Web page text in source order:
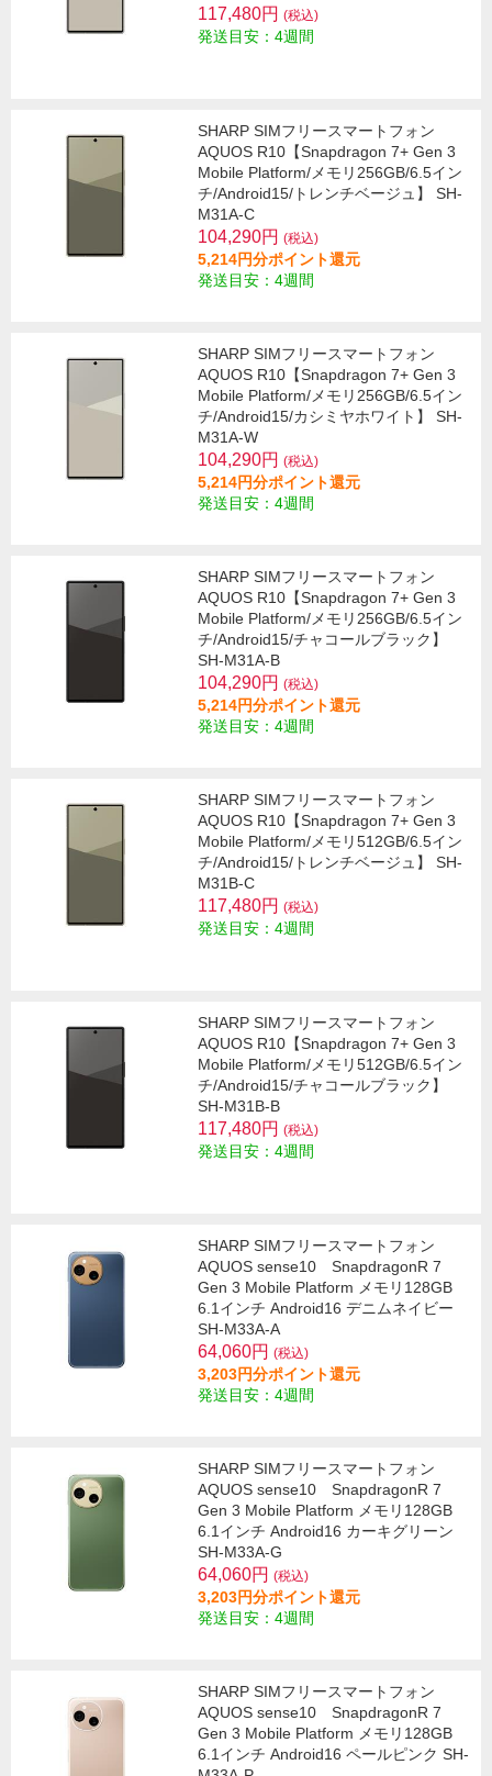
117,480円 (税込)
発送目安：4週間
SHARP SIMフリースマートフォン
AQUOS R10【Snapdragon 7+ Gen 3
Mobile Platform/メモリ256GB/6.5イン
チ/Android15/トレンチベージュ】 SH-
M31A-C
104,290円 (税込)
5,214円分ポイント還元
発送目安：4週間
SHARP SIMフリースマートフォン
AQUOS R10【Snapdragon 7+ Gen 3
Mobile Platform/メモリ256GB/6.5イン
チ/Android15/カシミヤホワイト】 SH-
M31A-W
104,290円 (税込)
5,214円分ポイント還元
発送目安：4週間
SHARP SIMフリースマートフォン
AQUOS R10【Snapdragon 7+ Gen 3
Mobile Platform/メモリ256GB/6.5イン
チ/Android15/チャコールブラック】
SH-M31A-B
104,290円 (税込)
5,214円分ポイント還元
発送目安：4週間
SHARP SIMフリースマートフォン
AQUOS R10【Snapdragon 7+ Gen 3
Mobile Platform/メモリ512GB/6.5イン
チ/Android15/トレンチベージュ】 SH-
M31B-C
117,480円 (税込)
発送目安：4週間
SHARP SIMフリースマートフォン
AQUOS R10【Snapdragon 7+ Gen 3
Mobile Platform/メモリ512GB/6.5イン
チ/Android15/チャコールブラック】
SH-M31B-B
117,480円 (税込)
発送目安：4週間
SHARP SIMフリースマートフォン
AQUOS sense10 SnapdragonR 7
Gen 3 Mobile Platform メモリ128GB
6.1インチ Android16 デニムネイビー
SH-M33A-A
64,060円 (税込)
3,203円分ポイント還元
発送目安：4週間
SHARP SIMフリースマートフォン
AQUOS sense10 SnapdragonR 7
Gen 3 Mobile Platform メモリ128GB
6.1インチ Android16 カーキグリーン
SH-M33A-G
64,060円 (税込)
3,203円分ポイント還元
発送目安：4週間
SHARP SIMフリースマートフォン
AQUOS sense10 SnapdragonR 7
Gen 3 Mobile Platform メモリ128GB
6.1インチ Android16 ペールピンク SH-